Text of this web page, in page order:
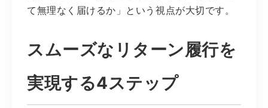
て無理なく届けるか」という視点が大切です。
スムーズなリターン履行を
実現する4ステップ